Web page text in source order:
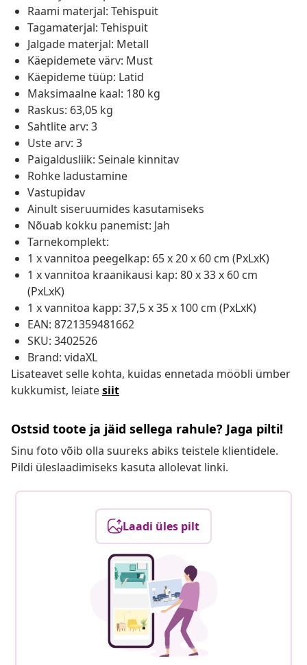
Raami materjal: Tehispuit
Tagamaterjal: Tehispuit
Jalgade materjal: Metall
Käepidemete värv: Must
Käepideme tüüp: Latid
Maksimaalne kaal: 180 kg
Raskus: 63,05 kg
Sahtlite arv: 3
Uste arv: 3
Paigaldusliik: Seinale kinnitav
Rohke ladustamine
Vastupidav
Ainult siseruumides kasutamiseks
Nõuab kokku panemist: Jah
Tarnekomplekt:
1 x vannitoa peegelkap: 65 x 20 x 60 cm (PxLxK)
1 x vannitoa kraanikausi kap: 80 x 33 x 60 cm
(PxLxK)
1 x vannitoa kapp: 37,5 x 35 x 100 cm (PxLxK)
EAN: 8721359481662
SKU: 3402526
Brand: vidaXL
Lisateavet selle kohta, kuidas ennetada mööbli ümber
kukkumist, leiatesiit
Ostsid toote ja jäid sellega rahule? Jaga pilti!
Sinu foto võib olla suureks abiks teistele klientidele.
Pildi üleslaadimiseks kasuta allolevat linki.
Laadi üles pilt